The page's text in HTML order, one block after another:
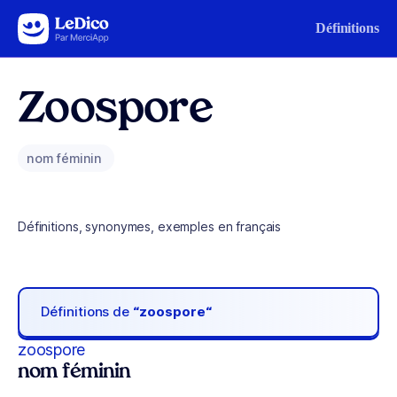
Aller au contenu Définitions
Zoospore
nom féminin
Définitions, synonymes, exemples en français
Définitions de “zoospore“
zoospore
nom féminin